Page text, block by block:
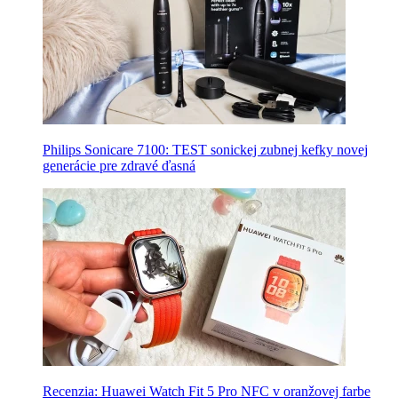
Philips Sonicare 7100: TEST sonickej zubnej kefky novej
generácie pre zdravé ďasná
Recenzia: Huawei Watch Fit 5 Pro NFC v oranžovej farbe